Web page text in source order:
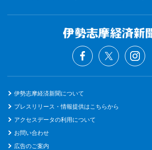
伊勢志摩経済新聞について
プレスリリース・情報提供はこちらから
アクセスデータの利用について
お問い合わせ
広告のご案内